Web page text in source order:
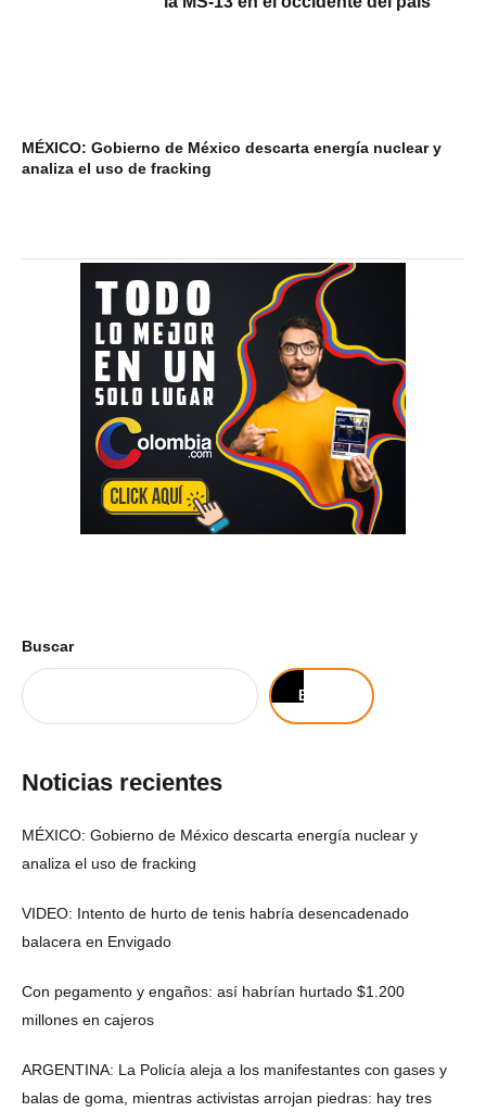
MÉXICO: Gobierno de México descarta energía nuclear y
analiza el uso de fracking
Buscar
Buscar
Noticias recientes
MÉXICO: Gobierno de México descarta energía nuclear y
analiza el uso de fracking
VIDEO: Intento de hurto de tenis habría desencadenado
balacera en Envigado
Con pegamento y engaños: así habrían hurtado $1.200
millones en cajeros
ARGENTINA: La Policía aleja a los manifestantes con gases y
balas de goma, mientras activistas arrojan piedras: hay tres